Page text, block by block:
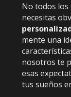
No todos los
necesitas
mente una
nosotros te
esas
tus sueños